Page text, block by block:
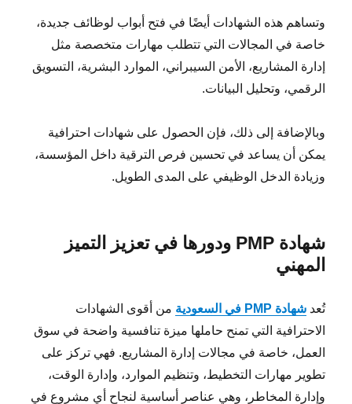
وتساهم هذه الشهادات أيضًا في فتح أبواب لوظائف جديدة،
خاصة في المجالات التي تتطلب مهارات متخصصة مثل
إدارة المشاريع، الأمن السيبراني، الموارد البشرية، التسويق
الرقمي، وتحليل البيانات.
وبالإضافة إلى ذلك، فإن الحصول على شهادات احترافية
يمكن أن يساعد في تحسين فرص الترقية داخل المؤسسة،
وزيادة الدخل الوظيفي على المدى الطويل.
شهادة PMP ودورها في تعزيز التميز
المهني
تُعدشهادة PMP في السعودية
من أقوى الشهادات
الاحترافية التي تمنح حاملها ميزة تنافسية واضحة في سوق
العمل، خاصة في مجالات إدارة المشاريع. فهي تركز على
تطوير مهارات التخطيط، وتنظيم الموارد، وإدارة الوقت،
وإدارة المخاطر، وهي عناصر أساسية لنجاح أي مشروع في